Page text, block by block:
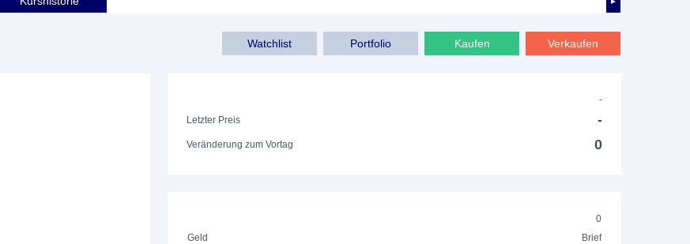
Verkaufen
Kaufen
Portfolio
Watchlist
-
Letzter Preis
-
Veränderung zum Vortag 0
0
Geld
Brief